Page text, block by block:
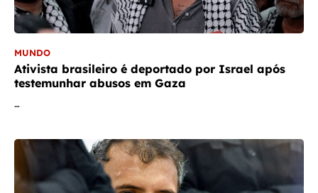
MUNDO
Ativista brasileiro é deportado por Israel após
testemunhar abusos em Gaza
…